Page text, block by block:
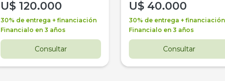
U$ 120.000
30% de entrega + financiación
Financialo en 3 años
Consultar
U$ 40.000
30% de entrega + financiación
Financialo en 3 años
Consultar